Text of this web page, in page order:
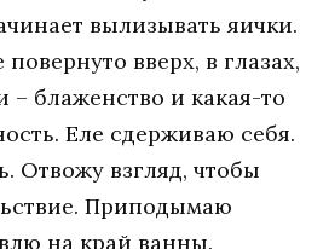
вылизывать яички.
вверх, в глазах,
– блаженство и какая-то
Еле сдерживаю себя.
Отвожу взгляд, чтобы
Приподымаю
на край ванны.